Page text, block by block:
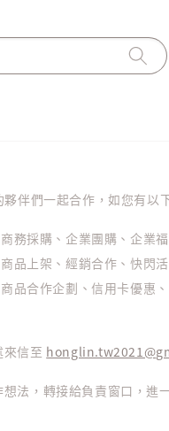
伴們一起合作，如您有以
商務採購、企業團購、企業
商品上架、經銷合作、快閃
商品合作企劃、信用卡優惠
信至
法，轉接給負責窗口，進